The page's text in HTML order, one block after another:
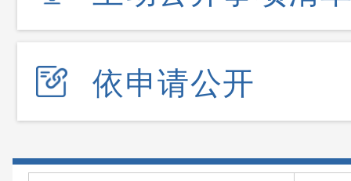
依申请公开